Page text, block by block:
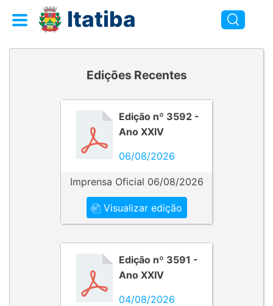
Itatiba
Edições Recentes
Edição nº 3592 -
Ano XXIV
06/08/2026
Imprensa Oficial 06/08/2026
Visualizar edição
Edição nº 3591 -
Ano XXIV
04/08/2026